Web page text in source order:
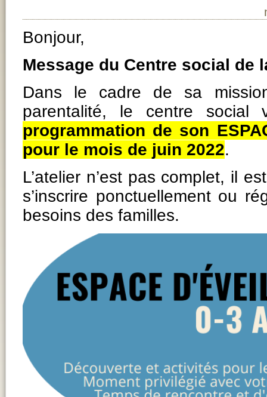
Bonjour,
Message du Centre social de
Dans le cadre de sa
parentalité, le centre social
programmation de son
pour le mois de juin 2022.
L’atelier n’est pas complet, il
s’inscrire ponctuellement ou
besoins des familles.